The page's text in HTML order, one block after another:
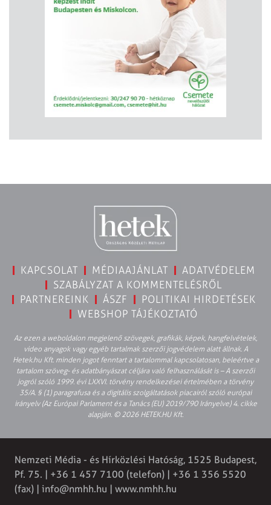
KAPCSOLAT MÉDIAAJÁNLAT
ADATVÉDELEM
SZABÁLYZAT A KOMMENTELÉSRŐL
PARTNEREINK
ÁSZF
POLITIKAI HIRDETÉSEK
WEBSHOP TÁJÉKOZTATÓ
Az ezen a weboldalon megjelenő szövegek, grafikák, képek, hangfelvételek,
video anyagok vagy egyéb tartalmak szerzői jogvédelem alatt állnak. A
Hetek.hu Kft. minden jogot fenntart a tartalommal kapcsolatosan, beleértve a
tartalom szöveg- és adatbányászat céljára való felhasználását is – A szerzői
jogról szóló 1999. évi LXXVI. törvény rendelkezései értelmében a törvény
35/A. § (1) paragrafusa és a digitális szolgáltatások piacairól szóló európai
irányelv (Az Európai Parlament és a Tanács (EU) 2019/790 Irányelve) 4. cikke
alapján. © 2026 HETEK.HU Kft.
Nemzeti Média - és Hírközlési Hatóság, 1525 Budapest,
Pf. 75. | +36 1 457 7100 (telefon) | +36 1 356 5520
(fax) | info@nmhh.hu | www.nmhh.hu